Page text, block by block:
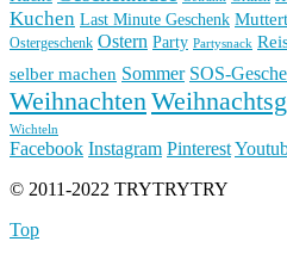
Kuchen Last Minute Geschenk
Ostergeschenk Ostern Party Partysnack
selber machen Sommer SOS-
Weihnachten
Wichteln
Facebook Instagram Pinterest
© 2011-2022 TRYTRYTRY
Top